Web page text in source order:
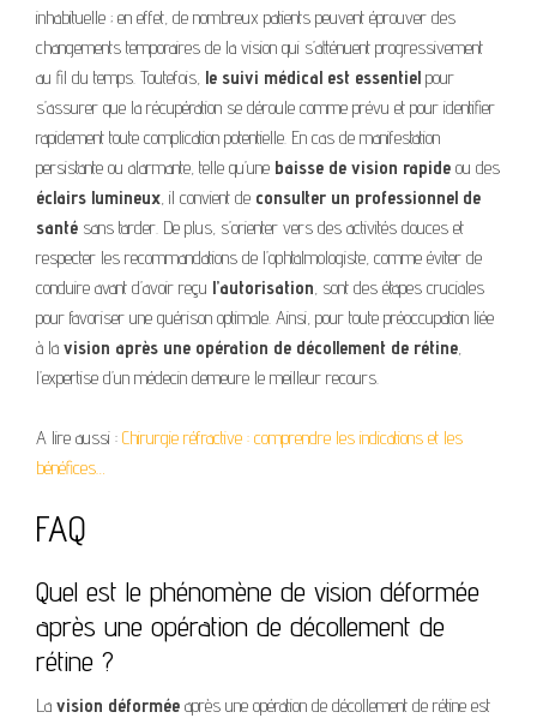
inhabituelle ; en effet, de nombreux patients peuvent éprouver des
changements temporaires de la vision qui s’atténuent progressivement
au fil du temps. Toutefois, le suivi médical est essentiel pour
s’assurer que la récupération se déroule comme prévu et pour identifier
rapidement toute complication potentielle. En cas de manifestation
persistante ou alarmante, telle qu’une baisse de vision rapide ou des
éclairs lumineux, il convient de consulter un professionnel de
santé sans tarder. De plus, s’orienter vers des activités douces et
respecter les recommandations de l’ophtalmologiste, comme éviter de
conduire avant d’avoir reçu l’autorisation, sont des étapes cruciales
pour favoriser une guérison optimale. Ainsi, pour toute préoccupation liée
à la vision après une opération de décollement de rétine,
l’expertise d’un médecin demeure le meilleur recours.
A lire aussi : Chirurgie réfractive : comprendre les indications et les
bénéfices…
FAQ
Quel est le phénomène de vision déformée
après une opération de décollement de
rétine ?
La vision déformée après une opération de décollement de rétine est